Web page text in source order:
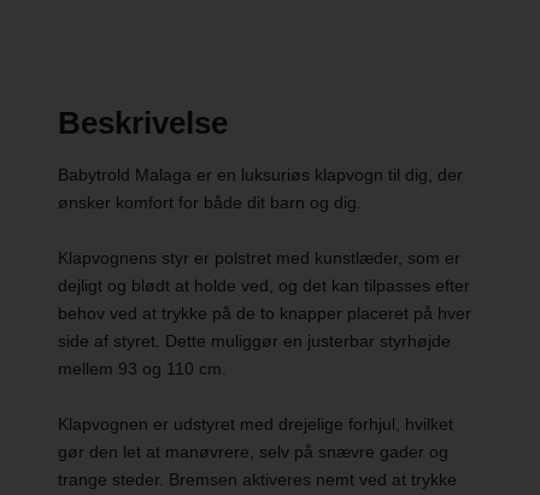
Beskrivelse
Babytrold Malaga er en luksuriøs klapvogn til dig, der
ønsker komfort for både dit barn og dig.
Klapvognens styr er polstret med kunstlæder, som er
dejligt og blødt at holde ved, og det kan tilpasses efter
behov ved at trykke på de to knapper placeret på hver
side af styret. Dette muliggør en justerbar styrhøjde
mellem 93 og 110 cm.
Klapvognen er udstyret med drejelige forhjul, hvilket
gør den let at manøvrere, selv på snævre gader og
trange steder. Bremsen aktiveres nemt ved at trykke